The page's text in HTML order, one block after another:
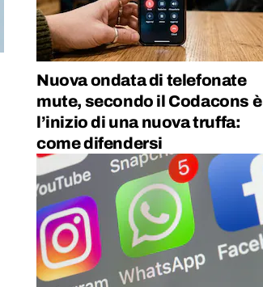
Nuova ondata di telefonate
mute, secondo il Codacons è
l’inizio di una nuova truffa:
come difendersi